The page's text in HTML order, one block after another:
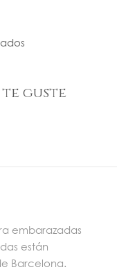
te guste
embarazadas
están
Barcelona.